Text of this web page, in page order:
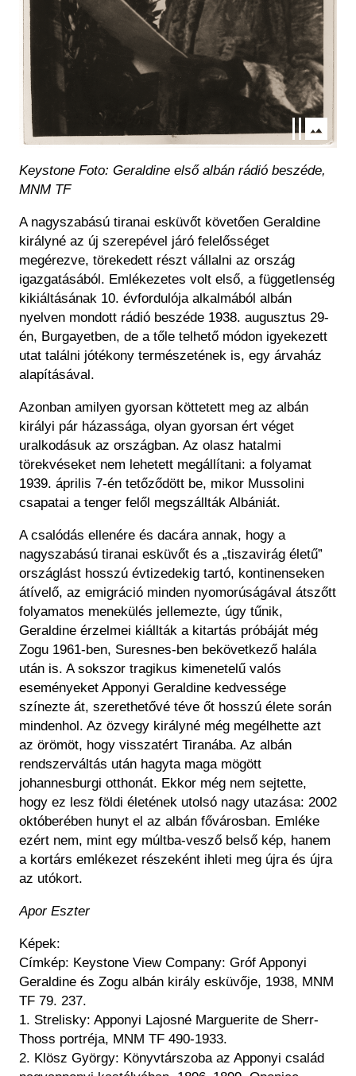
Keystone Foto: Geraldine első albán rádió beszéde,
MNM TF
A nagyszabású tiranai esküvőt követően Geraldine
királyné az új szerepével járó felelősséget
megérezve, törekedett részt vállalni az ország
igazgatásából. Emlékezetes volt első, a függetlenség
kikiáltásának 10. évfordulója alkalmából albán
nyelven mondott rádió beszéde 1938. augusztus 29-
én, Burgayetben, de a tőle telhető módon igyekezett
utat találni jótékony természetének is, egy árvaház
alapításával.
Azonban amilyen gyorsan köttetett meg az albán
királyi pár házassága, olyan gyorsan ért véget
uralkodásuk az országban. Az olasz hatalmi
törekvéseket nem lehetett megállítani: a folyamat
1939. április 7-én tetőződött be, mikor Mussolini
csapatai a tenger felől megszállták Albániát.
A csalódás ellenére és dacára annak, hogy a
nagyszabású tiranai esküvőt és a „tiszavirág életű”
országlást hosszú évtizedekig tartó, kontinenseken
átívelő, az emigráció minden nyomorúságával átszőtt
folyamatos menekülés jellemezte, úgy tűnik,
Geraldine érzelmei kiállták a kitartás próbáját még
Zogu 1961-ben, Suresnes-ben bekövetkező halála
után is. A sokszor tragikus kimenetelű valós
eseményeket Apponyi Geraldine kedvessége
színezte át, szerethetővé téve őt hosszú élete során
mindenhol. Az özvegy királyné még megélhette azt
az örömöt, hogy visszatért Tiranába. Az albán
rendszerváltás után hagyta maga mögött
johannesburgi otthonát. Ekkor még nem sejtette,
hogy ez lesz földi életének utolsó nagy utazása: 2002
októberében hunyt el az albán fővárosban. Emléke
ezért nem, mint egy múltba-vesző belső kép, hanem
a kortárs emlékezet részeként ihleti meg újra és újra
az utókort.
Apor Eszter
Képek:
Címkép: Keystone View Company: Gróf Apponyi
Geraldine és Zogu albán király esküvője, 1938, MNM
TF 79. 237.
1. Strelisky: Apponyi Lajosné Marguerite de Sherr-
Thoss portréja, MNM TF 490-1933.
2. Klösz György: Könyvtárszoba az Apponyi család